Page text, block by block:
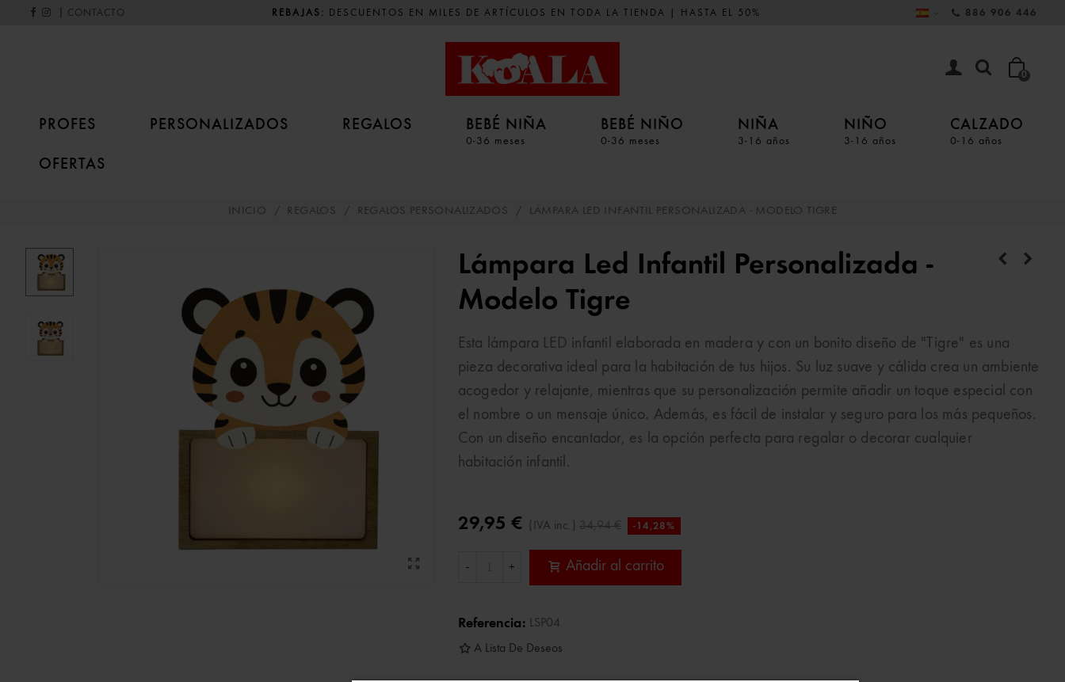
CONTACTO REBAJAS: DESCUENTOS EN MILES DE ARTÍCULOS EN TODA LA TIENDA | HASTA EL 50% 886 906 446
0
PROFES PERSONALIZADOS REGALOS BEBÉ NIÑA
0-36 meses
BEBÉ NIÑO
0-36 meses
NIÑA
3-16 años
NIÑO
3-16 años
CALZADO
0-16 años
OFERTAS
INICIO / REGALOS / REGALOS PERSONALIZADOS / LÁMPARA LED INFANTIL PERSONALIZADA - MODELO TIGRE
Lámpara Led Infantil Personalizada -
Modelo Tigre
Esta lámpara LED infantil elaborada en madera y con un bonito diseño de "Tigre" es una
pieza decorativa ideal para la habitación de tus hijos. Su luz suave y cálida crea un ambiente
acogedor y relajante, mientras que su personalización permite añadir un toque especial con
el nombre o un mensaje único. Además, es fácil de instalar y seguro para los más pequeños.
Con un diseño encantador, es la opción perfecta para regalar o decorar cualquier
habitación infantil.
29,95 € (IVA inc.) 34,94 € -14,28%
- + Añadir al carrito
Referencia: LSP04
A Lista De Deseos